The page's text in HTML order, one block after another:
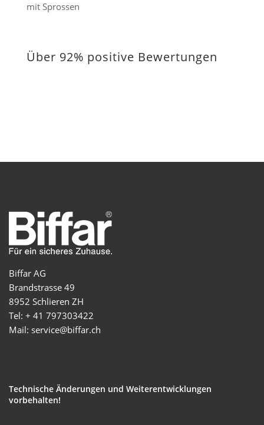
mit Sprossen
Über 92% positive Bewertungen
Biffar AG
Brandstrasse 49
8952 Schlieren ZH
Tel: + 41 797303422
Mail: service@biffar.ch
Technische Änderungen und Weiterentwicklungen
vorbehalten!